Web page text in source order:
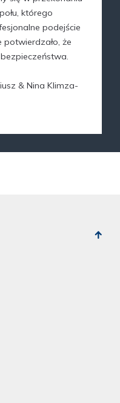
którego
podejście
że
& Nina Klimza-